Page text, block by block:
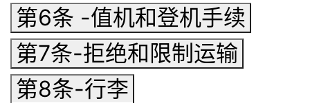
第6条 -值机和登机手续
第7条-拒绝和限制运输
第8条-行李